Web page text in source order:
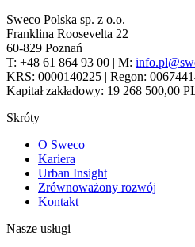
Sweco Polska sp. z o.o.
Franklina Roosevelta 22
60-829 Poznań
T: +48 61 864 93 00 | M:
KRS: 0000140225 | Regon:
Kapitał zakładowy: 19 268 500,00
Skróty
O Sweco
Kariera
Urban Insight
Zrównoważony rozwój
Kontakt
Nasze usługi